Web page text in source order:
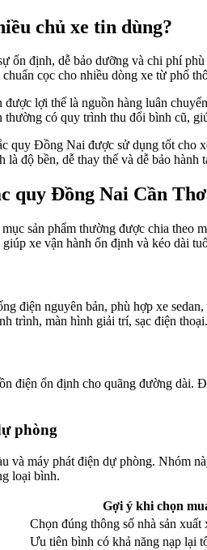
chủ xe tin dùng?
định, dễ bảo dưỡng và chi phí
cọc cho nhiều dòng xe từ phổ
được lợi thế là nguồn hàng luân
có quy trình thu đổi bình cũ,
Đồng Nai được sử dụng tốt cho
độ bền, dễ thay thế và dễ bảo hành
quy Đồng Nai Cần Thơ
sản phẩm thường được chia theo
xe vận hành ổn định và kéo dài
điện nguyên bản, phù hợp xe
trình, màn hình giải trí, sạc điện thoại.
điện ổn định cho quãng đường
phòng
và máy phát điện dự phòng. Nhóm
loại bình.
Gợi ý khi chọn
Chọn đúng thông số nhà sản xuất
Ưu tiên bình có khả năng nạp lại